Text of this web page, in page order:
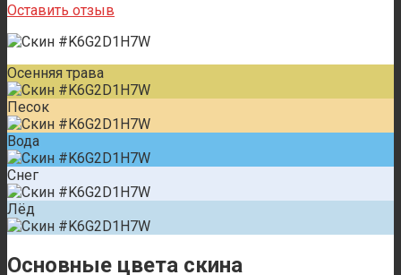
Оставить отзыв
Осенняя трава
Песок
Вода
Снег
Лёд
Основные цвета скина